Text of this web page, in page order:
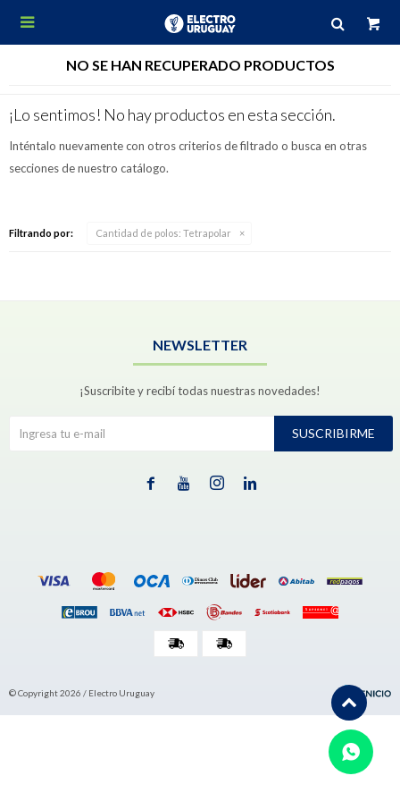

NO SE HAN RECUPERADO PRODUCTOS
¡Lo sentimos! No hay productos en esta sección.
Inténtalo nuevamente con otros criterios de filtrado o busca en otras
secciones de nuestro catálogo.
Filtrando por: Cantidad de polos: Tetrapolar
NEWSLETTER
¡Suscribite y recibí todas nuestras novedades!
SUSCRIBIRME
   
© Copyright 2026 / Electro Uruguay